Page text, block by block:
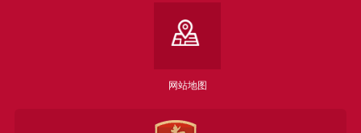
网站地图